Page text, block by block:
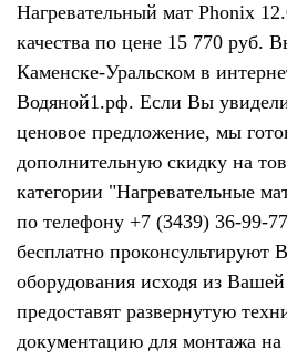
Нагревательный мат Phonix
качества по цене 15 770 руб.
Каменске-Уральском в
Водяной1.рф. Если Вы
ценовое предложение, мы
дополнительную скидку на
категории "Нагревательные
по телефону +7 (3439) 36-99-
бесплатно проконсультируют
оборудования исходя из
предоставят развернутую
документацию для монтажа на